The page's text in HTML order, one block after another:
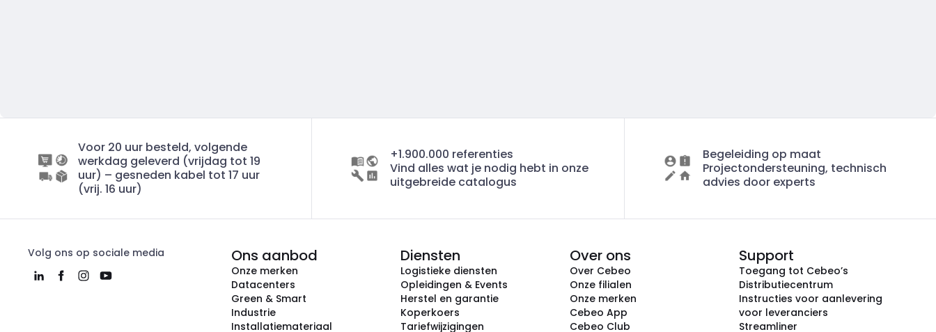
Voor 20 uur besteld, volgende
werkdag geleverd (vrijdag tot 19
uur) – gesneden kabel tot 17 uur
(vrij. 16 uur)
+1.900.000 referenties
Vind alles wat je nodig hebt in onze
uitgebreide catalogus
Begeleiding op maat
Projectondersteuning, technisch
advies door experts
Volg ons op sociale media Ons aanbod
Onze merken
Datacenters
Green & Smart
Industrie
Installatiemateriaal
Diensten
Logistieke diensten
Opleidingen & Events
Herstel en garantie
Koperkoers
Tariefwijzigingen
Over ons
Over Cebeo
Onze filialen
Onze merken
Cebeo App
Cebeo Club
Support
Toegang tot Cebeo’s
Distributiecentrum
Instructies voor aanlevering
voor leveranciers
Streamliner